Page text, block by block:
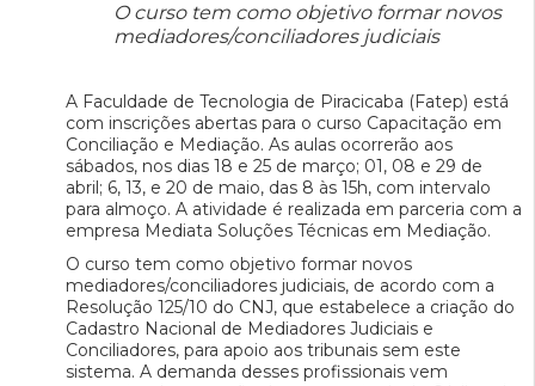
O curso tem como objetivo formar novos
mediadores/conciliadores judiciais
A Faculdade de Tecnologia de Piracicaba (Fatep) está
com inscrições abertas para o curso Capacitação em
Conciliação e Mediação. As aulas ocorrerão aos
sábados, nos dias 18 e 25 de março; 01, 08 e 29 de
abril; 6, 13, e 20 de maio, das 8 às 15h, com intervalo
para almoço. A atividade é realizada em parceria com a
empresa Mediata Soluções Técnicas em Mediação.
O curso tem como objetivo formar novos
mediadores/conciliadores judiciais, de acordo com a
Resolução 125/10 do CNJ, que estabelece a criação do
Cadastro Nacional de Mediadores Judiciais e
Conciliadores, para apoio aos tribunais sem este
sistema. A demanda desses profissionais vem